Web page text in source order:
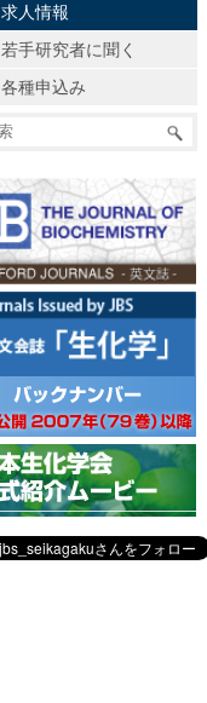
求人情報
若手研究者に聞く
各種申込み